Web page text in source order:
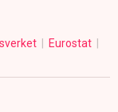
Eurostat